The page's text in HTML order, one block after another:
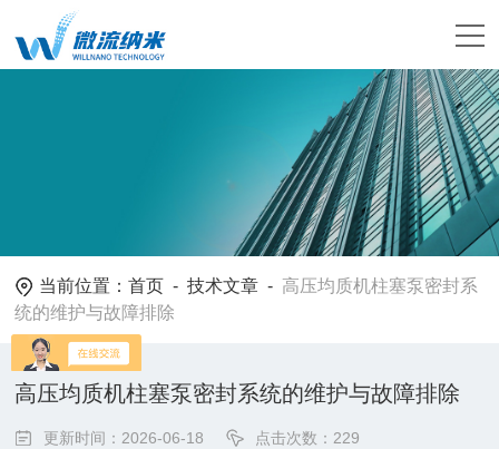
当前位置：首页 -技术文章 -高压均质机柱塞泵密封系
统的维护与故障排除
高压均质机柱塞泵密封系统的维护与故障排除
更新时间：2026-06-18 点击次数：229